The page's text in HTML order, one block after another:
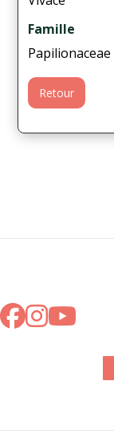
Famille
Papilionaceae
Retour